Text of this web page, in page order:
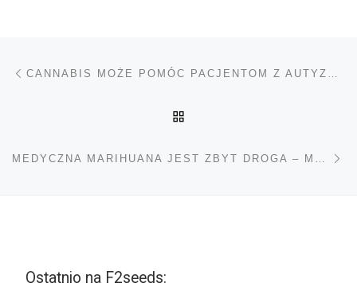
Nawigacja wpisu
Ostatnio na F2seeds: